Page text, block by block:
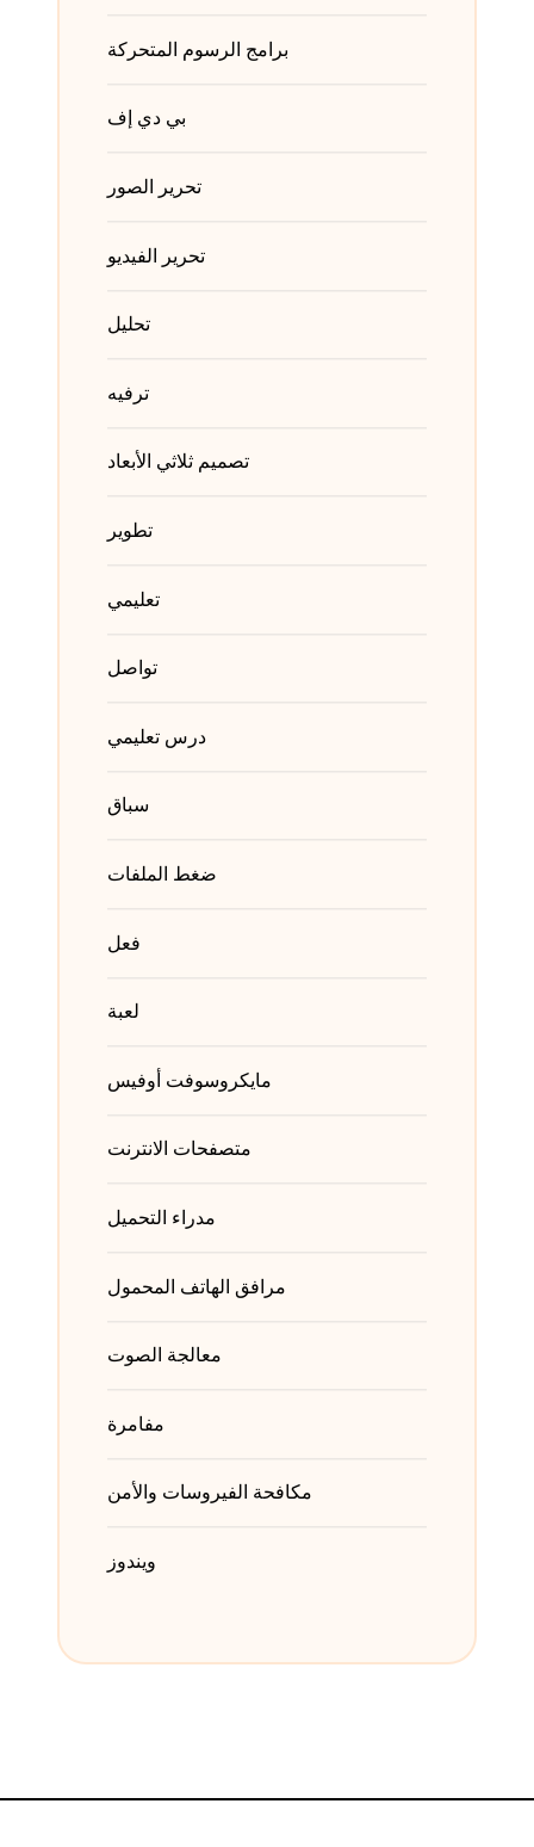
برامج الرسوم المتحركة
بي دي إف
تحرير الصور
تحرير الفيديو
تحليل
ترفيه
تصميم ثلاثي الأبعاد
تطوير
تعليمي
تواصل
درس تعليمي
سباق
ضغط الملفات
فعل
لعبة
مايكروسوفت أوفيس
متصفحات الانترنت
مدراء التحميل
مرافق الهاتف المحمول
معالجة الصوت
مفامرة
مكافحة الفيروسات والأمن
ويندوز